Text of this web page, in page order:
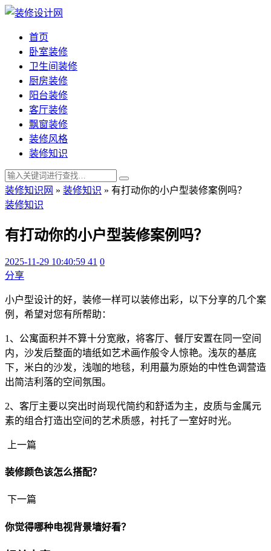
首页
卧室装修
卫生间装修
厨房装修
阳台装修
客厅装修
飘窗装修
装修风格
装修知识
装修知识网 » 装修知识 » 有打动你的小户型装修案例吗？
装修知识
有打动你的小户型装修案例吗？
2025-11-29 10:40:59 41 0
分享
小户型设计的好，装修一样可以装修出彩，以下分享的几个案
例，希望对您有所帮助：
1、公寓面积并不算十分宽敞，将客厅、餐厅安置在同一空间
内，沙发后整面的墙纸如艺术画作般令人惊艳。浅灰的基底
下，米白的沙发，浅咖的地毯，利用蕞为原始的中性色调营造
出简洁利落的空间氛围。
2、客厅主要以突出时尚现代简约和舒适为主，皮质与金属元
素的组合打造出空间的艺术质感，衬托了一室好时光。
上一篇
装修颜色该怎么搭配？
下一篇
你觉得哪种电视背景墙好看？